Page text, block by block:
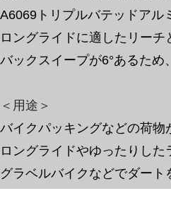
A6069トリプルバテッドアル
ロングライドに適したリーチ
バックスイープが6°あるた
​＜用途＞
バイクパッキングなどの荷物
ロングライドやゆったりした
グラベルバイクなどでダート